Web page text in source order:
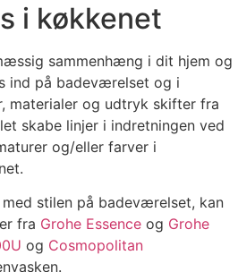
i køkkenet
sammenhæng i dit hjem og
ind på badeværelset og i
materialer og udtryk skifter fra
skabe linjer i indretningen ved
og/eller farver i
stilen på badeværelset, kan
fra Grohe Essence og Grohe
og Cosmopolitan